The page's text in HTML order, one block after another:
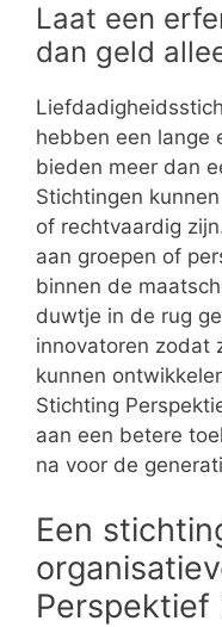
Laat een
dan geld
hebben een lange
bieden meer dan
Stichtingen
of rechtvaardig
aan groepen of
binnen de
duwtje in de rug
innovatoren zodat
kunnen
Stichting
aan een betere
na voor de
Een
Perspektief